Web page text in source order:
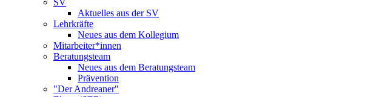
SV
Aktuelles aus der SV
Lehrkräfte
Neues aus dem Kollegium
Mitarbeiter*innen
Beratungsteam
Neues aus dem Beratungsteam
Prävention
"Der Andreaner"